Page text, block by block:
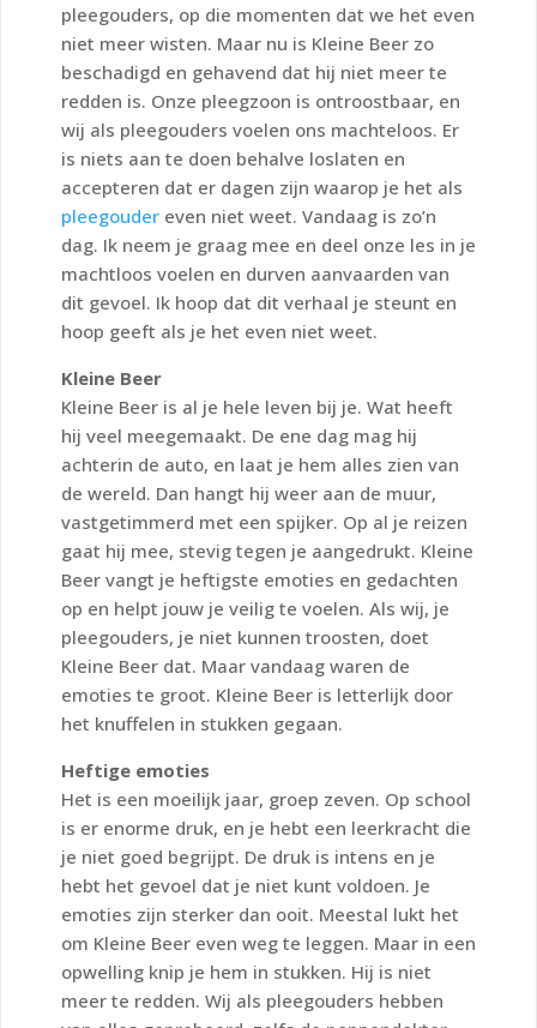
pleegouders, op die momenten dat we het even
niet meer wisten. Maar nu is Kleine Beer zo
beschadigd en gehavend dat hij niet meer te
redden is. Onze pleegzoon is ontroostbaar, en
wij als pleegouders voelen ons machteloos. Er
is niets aan te doen behalve loslaten en
accepteren dat er dagen zijn waarop je het als
pleegouder even niet weet. Vandaag is zo’n
dag. Ik neem je graag mee en deel onze les in je
machtloos voelen en durven aanvaarden van
dit gevoel. Ik hoop dat dit verhaal je steunt en
hoop geeft als je het even niet weet.
Kleine Beer
Kleine Beer is al je hele leven bij je. Wat heeft
hij veel meegemaakt. De ene dag mag hij
achterin de auto, en laat je hem alles zien van
de wereld. Dan hangt hij weer aan de muur,
vastgetimmerd met een spijker. Op al je reizen
gaat hij mee, stevig tegen je aangedrukt. Kleine
Beer vangt je heftigste emoties en gedachten
op en helpt jouw je veilig te voelen. Als wij, je
pleegouders, je niet kunnen troosten, doet
Kleine Beer dat. Maar vandaag waren de
emoties te groot. Kleine Beer is letterlijk door
het knuffelen in stukken gegaan.
Heftige emoties
Het is een moeilijk jaar, groep zeven. Op school
is er enorme druk, en je hebt een leerkracht die
je niet goed begrijpt. De druk is intens en je
hebt het gevoel dat je niet kunt voldoen. Je
emoties zijn sterker dan ooit. Meestal lukt het
om Kleine Beer even weg te leggen. Maar in een
opwelling knip je hem in stukken. Hij is niet
meer te redden. Wij als pleegouders hebben